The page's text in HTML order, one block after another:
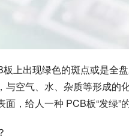
上出现绿色的斑点或是全
空气、水、杂质等形成的
，给人一种 PCB板“发绿”的